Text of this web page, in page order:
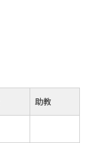
助教